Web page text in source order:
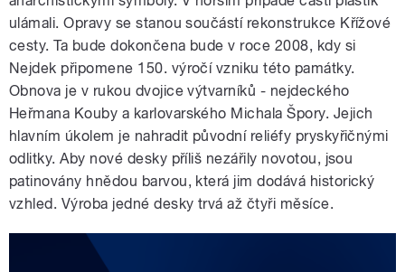
ulámali. Opravy se stanou součástí rekonstrukce Křížové
cesty. Ta bude dokončena bude v roce 2008, kdy si
Nejdek připomene 150. výročí vzniku této památky.
Obnova je v rukou dvojice výtvarníků - nejdeckého
Heřmana Kouby a karlovarského Michala Špory. Jejich
hlavním úkolem je nahradit původní reliéfy pryskyřičnými
odlitky. Aby nové desky příliš nezářily novotou, jsou
patinovány hnědou barvou, která jim dodává historický
vzhled. Výroba jedné desky trvá až čtyři měsíce.